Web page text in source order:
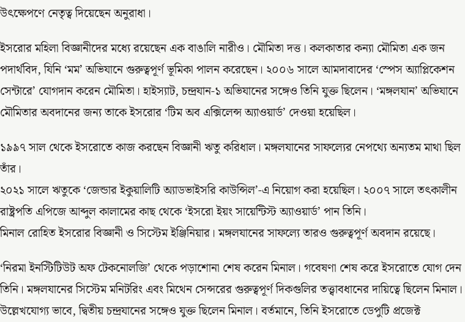
উৎক্ষেপণে নেতৃত্ব দিয়েছেন অনুরাধা।
ইসরোর মহিলা বিজ্ঞানীদের মধ্যে রয়েছেন এক বাঙালি নারীও। মৌমিতা দত্ত। কলকাতার কন্যা মৌমিতা এক জন
পদার্থবিদ, যিনি ‘মম’ অভিযানে গুরুত্বপূর্ণ ভূমিকা পালন করেছেন। ২০০৬ সালে আমদাবাদের ‘স্পেস অ্যাপ্লিকেশন
সেন্টারে’ যোগদান করেন মৌমিতা। হাইস্যাট, চন্দ্রযান-১ অভিযানের সঙ্গেও তিনি যুক্ত ছিলেন। ‘মঙ্গলযান’ অভিযানে
মৌমিতার অবদানের জন্য তাকে ইসরোর ‘টিম অব এক্সিলেন্স অ্যাওয়ার্ড’ দেওয়া হয়েছিল।
১৯৯৭ সাল থেকে ইসরোতে কাজ করছেন বিজ্ঞানী ঋতু করিধাল। মঙ্গলযানের সাফল্যের নেপথ্যে অন্যতম মাথা ছিল
তাঁর।
২০২১ সালে ঋতুকে ‘জেন্ডার ইকুয়ালিটি অ্যাডভাইসরি কাউন্সিল’-এ নিয়োগ করা হয়েছিল। ২০০৭ সালে তৎকালীন
রাষ্ট্রপতি এপিজে আব্দুল কালামের কাছ থেকে ‘ইসরো ইয়ং সায়েন্টিস্ট অ্যাওয়ার্ড’ পান তিনি।
মিনাল রোহিত ইসরোর বিজ্ঞানী ও সিস্টেম ইঞ্জিনিয়ার। মঙ্গলযানের সাফল্যে তারও গুরুত্বপূর্ণ অবদান রয়েছে।
‘নিরমা ইনস্টিটিউট অফ টেকনোলজি’ থেকে পড়াশোনা শেষ করেন মিনাল। গবেষণা শেষ করে ইসরোতে যোগ দেন
তিনি। মঙ্গলযানের সিস্টেম মনিটরিং এবং মিথেন সেন্সরের গুরুত্বপূর্ণ দিকগুলির তত্ত্বাবধানের দায়িত্বে ছিলেন মিনাল।
উল্লেখযোগ্য ভাবে, দ্বিতীয় চন্দ্রযানের সঙ্গেও যুক্ত ছিলেন মিনাল। বর্তমানে, তিনি ইসরোতে ডেপুটি প্রজেক্ট